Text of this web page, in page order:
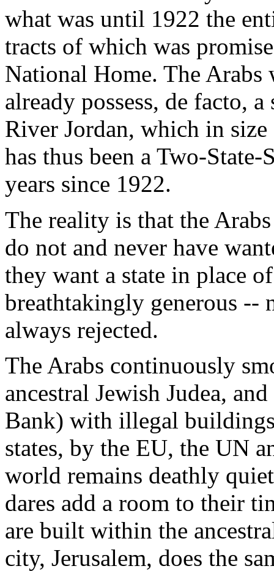
what was until 1922 the
tracts of which was
National Home. The Arabs
already possess, de facto,
River Jordan, which in size
has thus been a Two-State-
years since 1922.
The reality is that the Arabs
do not and never have
they want a state in place
breathtakingly generous --
always rejected.
The Arabs continuously
ancestral Jewish Judea, and
Bank) with illegal
states, by the EU, the UN
world remains deathly
dares add a room to their
are built within the
city, Jerusalem, does the